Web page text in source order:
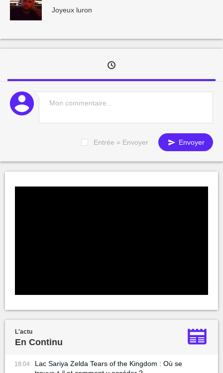
Joyeux luron
Entrée = Envoyer Envoyer
L'actu
En Continu
18:04
Lac Sariya Zelda Tears of the Kingdom : Où se